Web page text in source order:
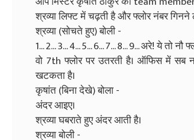
श्रव्या लिफ्ट में चढ़ती है और फ्लोर नंबर गिनने
श्रव्या (सोचते हुए) बोली -
1... 2... 3... 4... 5... 6... 7... 8... 9... अरे! ये तो नौ
वो 7th फ्लोर पर उतरती है। ऑफिस में सब
खटकता है।
कृषांत (बिना देखे) बोला -
अंदर आइए।
श्रव्या घबराते हुए अंदर आती है।
श्रव्या बोली -